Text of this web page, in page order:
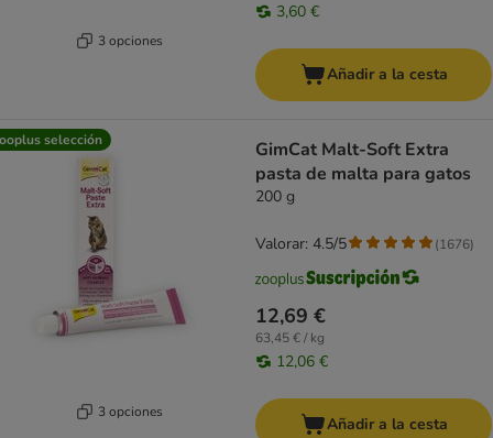
3 opciones
3,60 €
Añadir a la cesta
selección
3 opciones
GimCat Malt-Soft Extra
pasta de malta para gatos
200 g
12,69 €
63,45 € / kg
12,06 €
Valorar: 4.5/5 (1676)
Añadir a la cesta